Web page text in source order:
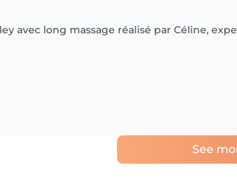
avec long massage réalisé par Céline,
See